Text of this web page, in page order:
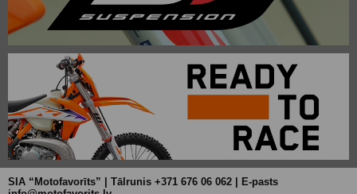
SIA “Motofavorīts” | Tālrunis +371 676 06 062 | E-pasts